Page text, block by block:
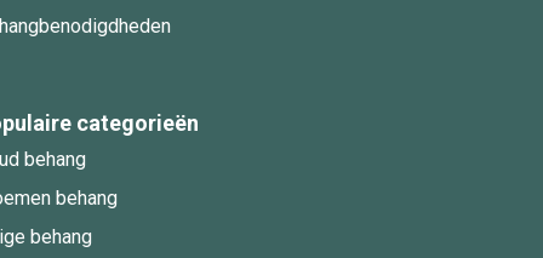
categorieën
behang
behang
behang